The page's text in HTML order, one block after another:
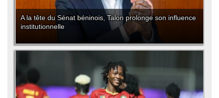
A la tête du Sénat béninois, Talon prolonge son influence
institutionnelle